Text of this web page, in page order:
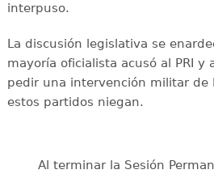
interpuso.
La discusión legislativa se
mayoría oficialista acusó al PRI y
pedir una intervención militar de
estos partidos niegan.
Al terminar la Sesión